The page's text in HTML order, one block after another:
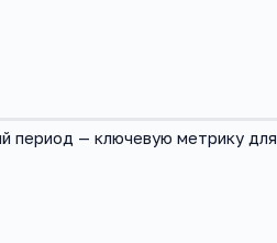
период — ключевую метрику для